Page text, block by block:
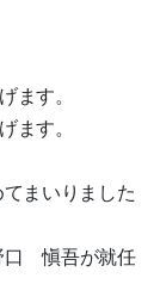
ます。
ます。
まいりました
口 愼吾が就任